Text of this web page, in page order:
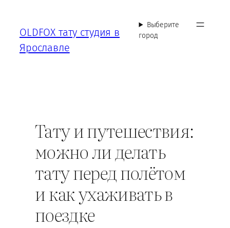
содержимому
OLDFOX тату студия в
Ярославле
Выберите
город
Тату и путешествия:
можно ли делать
тату перед полётом
и как ухаживать в
поездке